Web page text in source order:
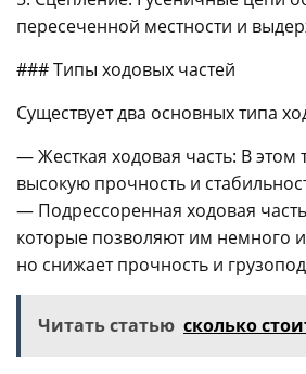
пересеченной местности и
### Типы ходовых частей
Существует два основных типа
— Жесткая ходовая часть: В этом
высокую прочность и
— Подрессоренная ходовая
которые позволяют им немного
но снижает прочность и
Читать статью сколько